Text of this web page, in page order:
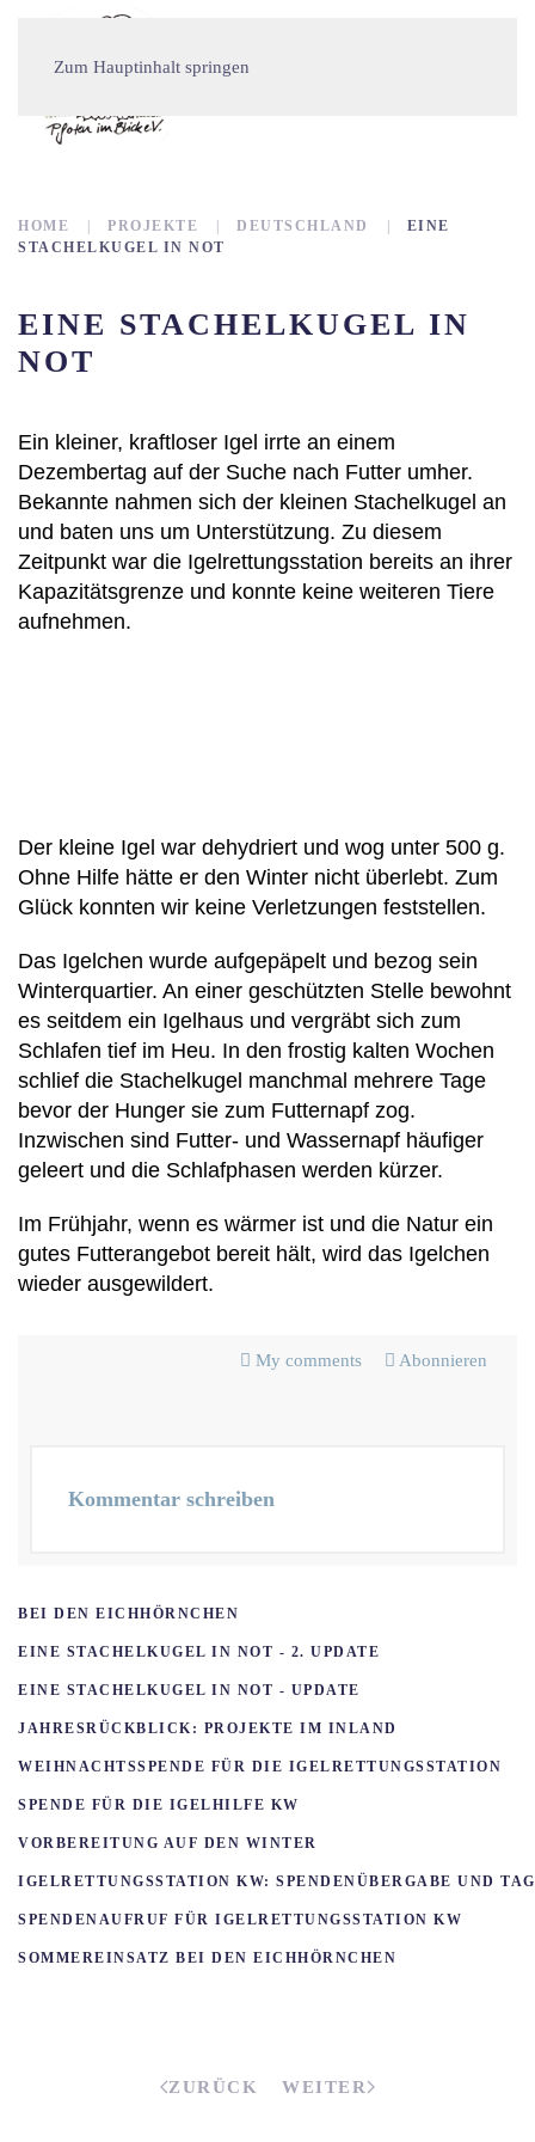
Zum Hauptinhalt springen
HOME PROJEKTE DEUTSCHLAND
EINE
STACHELKUGEL IN NOT
EINE STACHELKUGEL IN
NOT
Ein kleiner, kraftloser Igel irrte an einem
Dezembertag auf der Suche nach Futter umher.
Bekannte nahmen sich der kleinen Stachelkugel an
und baten uns um Unterstützung. Zu diesem
Zeitpunkt war die Igelrettungsstation bereits an ihrer
Kapazitätsgrenze und konnte keine weiteren Tiere
aufnehmen.
Der kleine Igel war dehydriert und wog unter 500 g.
Ohne Hilfe hätte er den Winter nicht überlebt. Zum
Glück konnten wir keine Verletzungen feststellen.
Das Igelchen wurde aufgepäpelt und bezog sein
Winterquartier. An einer geschützten Stelle bewohnt
es seitdem ein Igelhaus und vergräbt sich zum
Schlafen tief im Heu. In den frostig kalten Wochen
schlief die Stachelkugel manchmal mehrere Tage
bevor der Hunger sie zum Futternapf zog.
Inzwischen sind Futter- und Wassernapf häufiger
geleert und die Schlafphasen werden kürzer.
Im Frühjahr, wenn es wärmer ist und die Natur ein
gutes Futterangebot bereit hält, wird das Igelchen
wieder ausgewildert.
My comments Abonnieren
Kommentar schreiben
BEI DEN EICHHÖRNCHEN
EINE STACHELKUGEL IN NOT - 2. UPDATE
EINE STACHELKUGEL IN NOT - UPDATE
JAHRESRÜCKBLICK: PROJEKTE IM INLAND
WEIHNACHTSSPENDE FÜR DIE IGELRETTUNGSSTATION
SPENDE FÜR DIE IGELHILFE KW
VORBEREITUNG AUF DEN WINTER
IGELRETTUNGSSTATION KW: SPENDENÜBERGABE UND
SPENDENAUFRUF FÜR IGELRETTUNGSSTATION KW
SOMMEREINSATZ BEI DEN EICHHÖRNCHEN
ZURÜCK WEITER